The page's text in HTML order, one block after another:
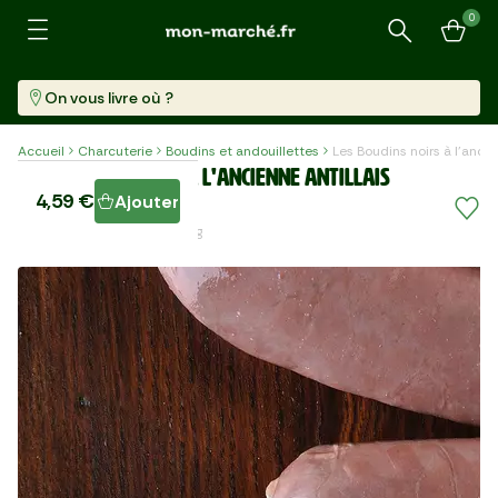
Recherche
0
On vous livre où ?
Accueil Charcuterie Boudins et andouillettes Les Boudins noirs à
Les Boudins noirs à l'ancienne antillais
15,30 €/kg
4,59 € Ajouter